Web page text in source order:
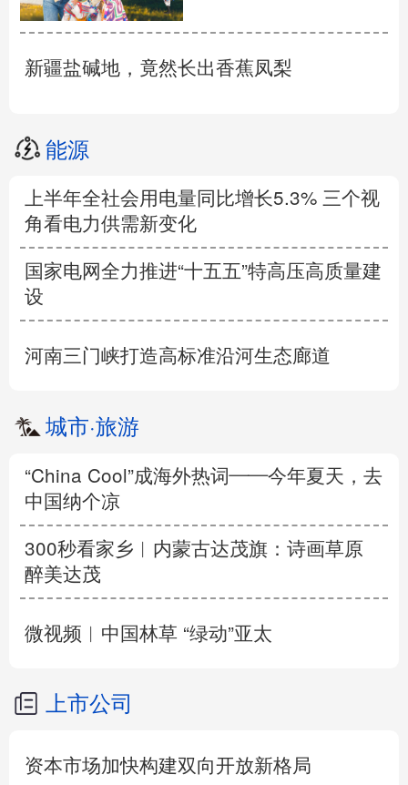
新疆盐碱地，竟然长出香蕉凤梨
能源
上半年全社会用电量同比增长5.3% 三个视
角看电力供需新变化
国家电网全力推进“十五五”特高压高质量建
设
河南三门峡打造高标准沿河生态廊道
城市·旅游
“China Cool”成海外热词——今年夏天，去
中国纳个凉
300秒看家乡︱内蒙古达茂旗：诗画草原
醉美达茂
微视频︱中国林草 “绿动”亚太
上市公司
资本市场加快构建双向开放新格局